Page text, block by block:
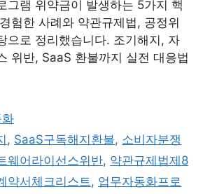
그램 위약금이 발생하는 5가지 핵
험한 사례와 약관규제법, 공정위
으로 정리했습니다. 조기해지, 자
위반, SaaS 환불까지 실전 대응법
, SaaS구독해지환불, 소비자분쟁
웨어라이선스위반, 약관규제법제8
약서체크리스트 , 업무자동화프로